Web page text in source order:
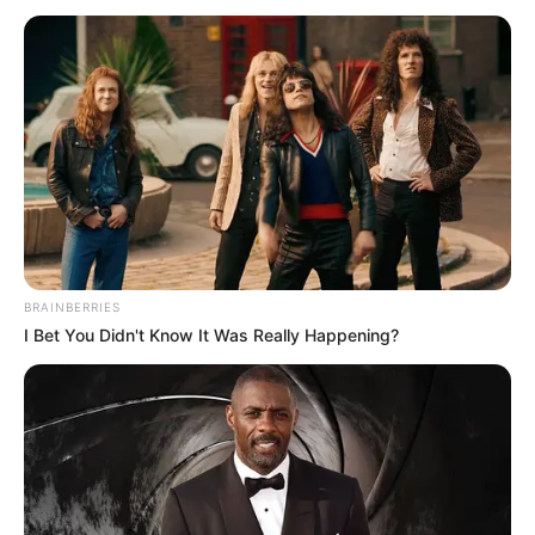
MEILLEURES OFFRES DE LA SEMAINE !
BRAINBERRIES
I Bet You Didn't Know It Was Really Happening?